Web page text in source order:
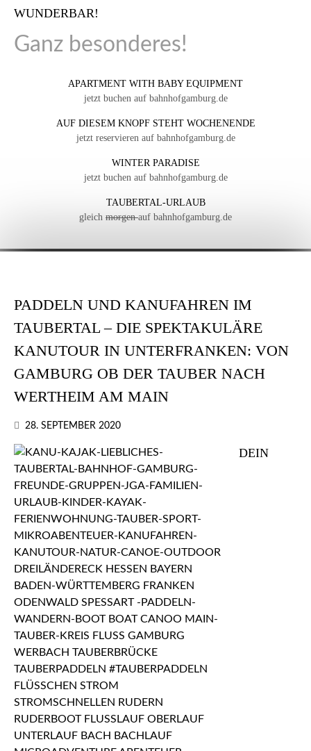
WUNDERBAR!
Ganz besonderes!
APARTMENT WITH BABY EQUIPMENT
jetzt buchen auf bahnhofgamburg.de
AUF DIESEM KNOPF STEHT WOCHENENDE
jetzt reservieren auf bahnhofgamburg.de
WINTER PARADISE
jetzt buchen auf bahnhofgamburg.de
TAUBERTAL-URLAUB
gleich morgenauf bahnhofgamburg.de
PADDELN UND KANUFAHREN IM
TAUBERTAL – DIE SPEKTAKULÄRE
KANUTOUR IN UNTERFRANKEN: VON
GAMBURG OB DER TAUBER NACH
WERTHEIM AM MAIN
28. SEPTEMBER 2020
DEIN